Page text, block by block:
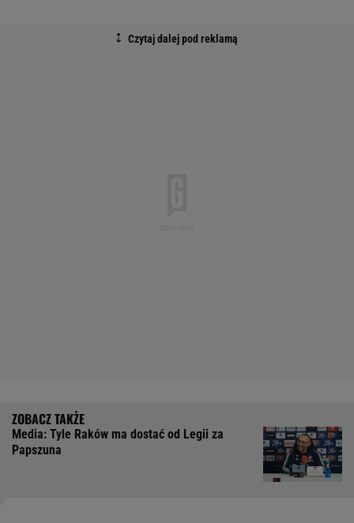
Media: Tyle Raków ma dostać od Legii za
Papszuna